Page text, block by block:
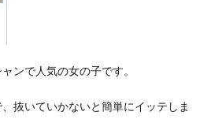
ンで人気の女の子です。
抜いていかないと簡単にイッテしま